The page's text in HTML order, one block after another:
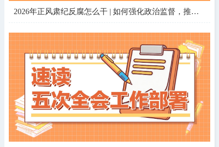
2026年正风肃纪反腐怎么干 | 如何强化政治监督，推动全党凝心聚力实现“十五五”时期目标任务